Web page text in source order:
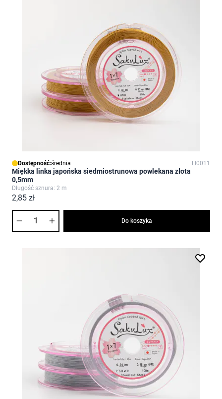
Dostępność:średnia LI0011
Miękka linka japońska siedmiostrunowa powlekana złota
0,5mm
Długość sznura: 2 m
2,85 zł
Do koszyka